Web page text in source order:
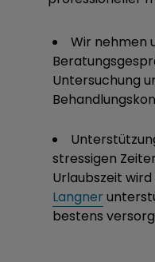
Wir nehmen
Untersuchung
stressigen
Urlaubszeit
Langner
bestens